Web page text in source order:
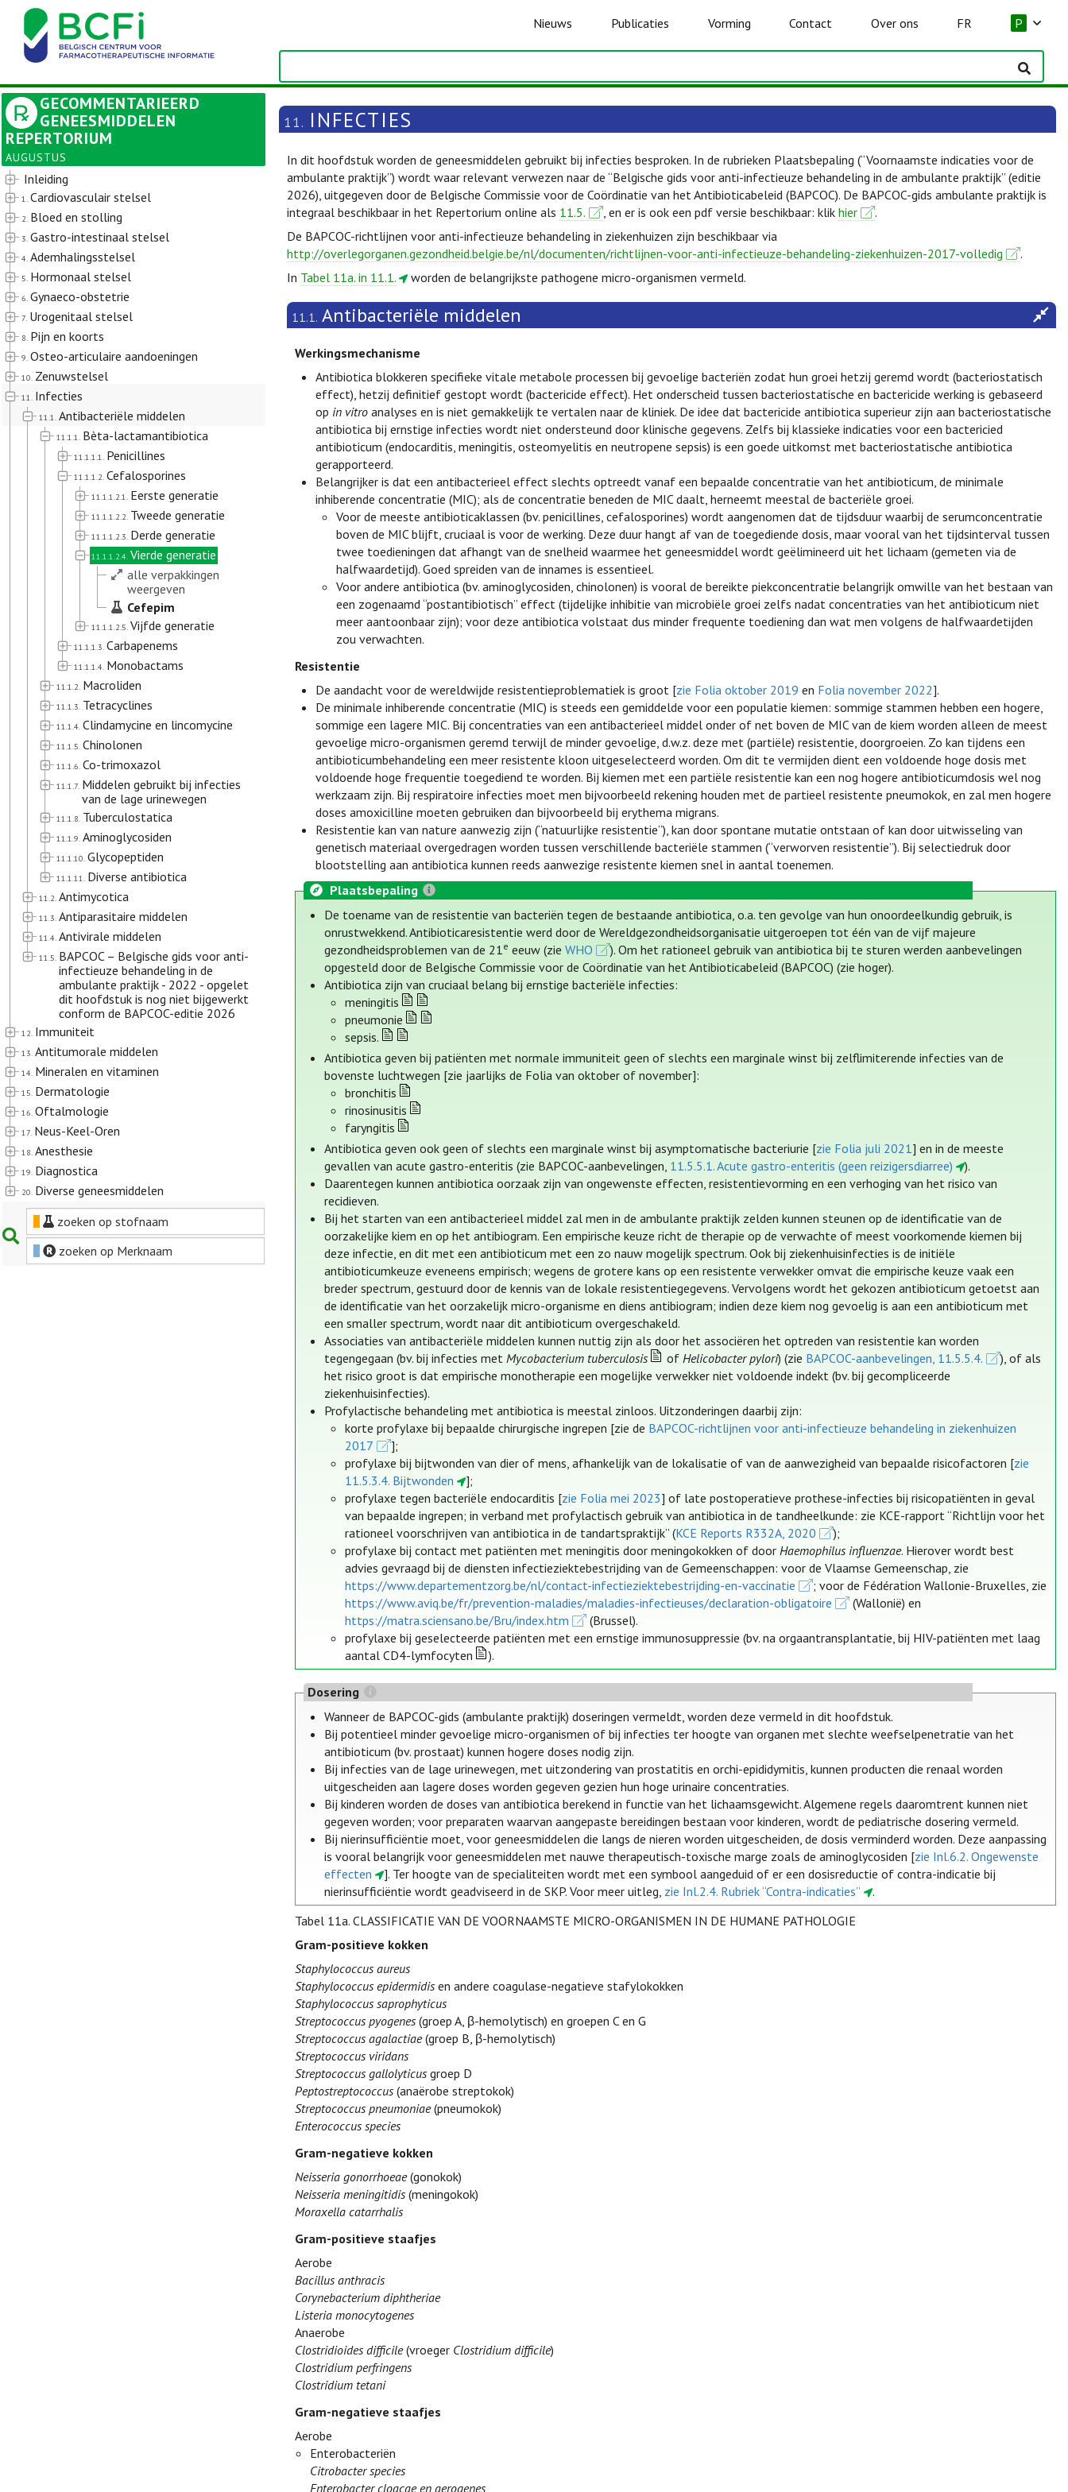
Nieuws Publicaties Vorming Contact Over ons FR P
GECOMMENTARIEERD
GENEESMIDDELEN
REPERTORIUM
AUGUSTUS
Inleiding
1. Cardiovasculair stelsel
2. Bloed en stolling
3. Gastro-intestinaal stelsel
4. Ademhalingsstelsel
5. Hormonaal stelsel
6. Gynaeco-obstetrie
7. Urogenitaal stelsel
8. Pijn en koorts
9. Osteo-articulaire aandoeningen
10. Zenuwstelsel
11. Infecties
11.1. Antibacteriële middelen
11.1.1. Bèta-lactamantibiotica
11.1.1.1. Penicillines
11.1.1.2. Cefalosporines
11.1.1.2.1. Eerste generatie
11.1.1.2.2. Tweede generatie
11.1.1.2.3. Derde generatie
11.1.1.2.4. Vierde generatie
alle verpakkingen
weergeven
Cefepim
11.1.1.2.5. Vijfde generatie
11.1.1.3. Carbapenems
11.1.1.4. Monobactams
11.1.2. Macroliden
11.1.3. Tetracyclines
11.1.4. Clindamycine en lincomycine
11.1.5. Chinolonen
11.1.6. Co-trimoxazol
11.1.7. Middelen gebruikt bij infecties
van de lage urinewegen
11.1.8. Tuberculostatica
11.1.9. Aminoglycosiden
11.1.10. Glycopeptiden
11.1.11. Diverse antibiotica
11.2. Antimycotica
11.3. Antiparasitaire middelen
11.4. Antivirale middelen
11.5. BAPCOC – Belgische gids voor anti-
infectieuze behandeling in de
ambulante praktijk - 2022 - opgelet
dit hoofdstuk is nog niet bijgewerkt
conform de BAPCOC-editie 2026
12. Immuniteit
13. Antitumorale middelen
14. Mineralen en vitaminen
15. Dermatologie
16. Oftalmologie
17. Neus-Keel-Oren
18. Anesthesie
19. Diagnostica
20. Diverse geneesmiddelen
zoeken op stofnaam
zoeken op Merknaam
11. INFECTIES
In dit hoofdstuk worden de geneesmiddelen gebruikt bij infecties besproken. In de rubrieken Plaatsbepaling (“Voornaamste indicaties voor de
ambulante praktijk”) wordt waar relevant verwezen naar de “Belgische gids voor anti-infectieuze behandeling in de ambulante praktijk” (editie
2026), uitgegeven door de Belgische Commissie voor de Coördinatie van het Antibioticabeleid (BAPCOC). De BAPCOC-gids ambulante praktijk is
integraal beschikbaar in het Repertorium online als 11.5. , en er is ook een pdf versie beschikbaar: klik hier
.
De BAPCOC-richtlijnen voor anti-infectieuze behandeling in ziekenhuizen zijn beschikbaar via
http://overlegorganen.gezondheid.belgie.be/nl/documenten/richtlijnen-voor-anti-infectieuze-behandeling-ziekenhuizen-2017-volledig
.
In Tabel 11a. in 11.1. worden de belangrijkste pathogene micro-organismen vermeld.
11.1. Antibacteriële middelen
Werkingsmechanisme
Antibiotica blokkeren specifieke vitale metabole processen bij gevoelige bacteriën zodat hun groei hetzij geremd wordt (bacteriostatisch
effect), hetzij definitief gestopt wordt (bactericide effect). Het onderscheid tussen bacteriostatische en bactericide werking is gebaseerd
op in vitro analyses en is niet gemakkelijk te vertalen naar de kliniek. De idee dat bactericide antibiotica superieur zijn aan bacteriostatische
antibiotica bij ernstige infecties wordt niet ondersteund door klinische gegevens. Zelfs bij klassieke indicaties voor een bactericied
antibioticum (endocarditis, meningitis, osteomyelitis en neutropene sepsis) is een goede uitkomst met bacteriostatische antibiotica
gerapporteerd.
Belangrijker is dat een antibacterieel effect slechts optreedt vanaf een bepaalde concentratie van het antibioticum, de minimale
inhiberende concentratie (MIC); als de concentratie beneden de MIC daalt, herneemt meestal de bacteriële groei.
Voor de meeste antibioticaklassen (bv. penicillines, cefalosporines) wordt aangenomen dat de tijdsduur waarbij de serumconcentratie
boven de MIC blijft, cruciaal is voor de werking. Deze duur hangt af van de toegediende dosis, maar vooral van het tijdsinterval tussen
twee toedieningen dat afhangt van de snelheid waarmee het geneesmiddel wordt geëlimineerd uit het lichaam (gemeten via de
halfwaardetijd). Goed spreiden van de innames is essentieel.
Voor andere antibiotica (bv. aminoglycosiden, chinolonen) is vooral de bereikte piekconcentratie belangrijk omwille van het bestaan van
een zogenaamd “postantibiotisch” effect (tijdelijke inhibitie van microbiële groei zelfs nadat concentraties van het antibioticum niet
meer aantoonbaar zijn); voor deze antibiotica volstaat dus minder frequente toediening dan wat men volgens de halfwaardetijden
zou verwachten.
Resistentie
De aandacht voor de wereldwijde resistentieproblematiek is groot [zie Folia oktober 2019 en Folia november 2022].
De minimale inhiberende concentratie (MIC) is steeds een gemiddelde voor een populatie kiemen: sommige stammen hebben een hogere,
sommige een lagere MIC. Bij concentraties van een antibacterieel middel onder of net boven de MIC van de kiem worden alleen de meest
gevoelige micro-organismen geremd terwijl de minder gevoelige, d.w.z. deze met (partiële) resistentie, doorgroeien. Zo kan tijdens een
antibioticumbehandeling een meer resistente kloon uitgeselecteerd worden. Om dit te vermijden dient een voldoende hoge dosis met
voldoende hoge frequentie toegediend te worden. Bij kiemen met een partiële resistentie kan een nog hogere antibioticumdosis wel nog
werkzaam zijn. Bij respiratoire infecties moet men bijvoorbeeld rekening houden met de partieel resistente pneumokok, en zal men hogere
doses amoxicilline moeten gebruiken dan bijvoorbeeld bij erythema migrans.
Resistentie kan van nature aanwezig zijn (“natuurlijke resistentie”), kan door spontane mutatie ontstaan of kan door uitwisseling van
genetisch materiaal overgedragen worden tussen verschillende bacteriële stammen (“verworven resistentie”). Bij selectiedruk door
blootstelling aan antibiotica kunnen reeds aanwezige resistente kiemen snel in aantal toenemen.
Plaatsbepaling
De toename van de resistentie van bacteriën tegen de bestaande antibiotica, o.a. ten gevolge van hun onoordeelkundig gebruik, is
onrustwekkend. Antibioticaresistentie werd door de Wereldgezondheidsorganisatie uitgeroepen tot één van de vijf majeure
gezondheidsproblemen van de 21e eeuw (zieWHO
). Om het rationeel gebruik van antibiotica bij te sturen werden aanbevelingen
opgesteld door de Belgische Commissie voor de Coördinatie van het Antibioticabeleid (BAPCOC) (zie hoger).
Antibiotica zijn van cruciaal belang bij ernstige bacteriële infecties:
meningitis
pneumonie
sepsis.
Antibiotica geven bij patiënten met normale immuniteit geen of slechts een marginale winst bij zelflimiterende infecties van de
bovenste luchtwegen [zie jaarlijks de Folia van oktober of november]:
bronchitis
rinosinusitis
faryngitis
Antibiotica geven ook geen of slechts een marginale winst bij asymptomatische bacteriurie [zie Folia juli 2021] en in de meeste
gevallen van acute gastro-enteritis (zie BAPCOC-aanbevelingen, 11.5.5.1. Acute gastro-enteritis (geen reizigersdiarree)
).
Daarentegen kunnen antibiotica oorzaak zijn van ongewenste effecten, resistentievorming en een verhoging van het risico van
recidieven.
Bij het starten van een antibacterieel middel zal men in de ambulante praktijk zelden kunnen steunen op de identificatie van de
oorzakelijke kiem en op het antibiogram. Een empirische keuze richt de therapie op de verwachte of meest voorkomende kiemen bij
deze infectie, en dit met een antibioticum met een zo nauw mogelijk spectrum. Ook bij ziekenhuisinfecties is de initiële
antibioticumkeuze eveneens empirisch; wegens de grotere kans op een resistente verwekker omvat die empirische keuze vaak een
breder spectrum, gestuurd door de kennis van de lokale resistentiegegevens. Vervolgens wordt het gekozen antibioticum getoetst aan
de identificatie van het oorzakelijk micro-organisme en diens antibiogram; indien deze kiem nog gevoelig is aan een antibioticum met
een smaller spectrum, wordt naar dit antibioticum overgeschakeld.
Associaties van antibacteriële middelen kunnen nuttig zijn als door het associëren het optreden van resistentie kan worden
tegengegaan (bv. bij infecties metMycobacterium tuberculosis of Helicobacter pylori) (zie BAPCOC-aanbevelingen, 11.5.5.4.
), of als
het risico groot is dat empirische monotherapie een mogelijke verwekker niet voldoende indekt (bv. bij gecompliceerde
ziekenhuisinfecties).
Profylactische behandeling met antibiotica is meestal zinloos. Uitzonderingen daarbij zijn:
korte profylaxe bij bepaalde chirurgische ingrepen [zie de BAPCOC-richtlijnen voor anti-infectieuze behandeling in ziekenhuizen
2017
];
profylaxe bij bijtwonden van dier of mens, afhankelijk van de lokalisatie of van de aanwezigheid van bepaalde risicofactoren [zie
11.5.3.4. Bijtwonden
];
profylaxe tegen bacteriële endocarditis [zie Folia mei 2023] of late postoperatieve prothese-infecties bij risicopatiënten in geval
van bepaalde ingrepen; in verband met profylactisch gebruik van antibiotica in de tandheelkunde: zie KCE-rapport “Richtlijn voor het
rationeel voorschrijven van antibiotica in de tandartspraktijk” (KCE Reports R332A, 2020
);
profylaxe bij contact met patiënten met meningitis door meningokokken of doorHaemophilus influenzae. Hierover wordt best
advies gevraagd bij de diensten infectieziektebestrijding van de Gemeenschappen: voor de Vlaamse Gemeenschap, zie
https://www.departementzorg.be/nl/contact-infectieziektebestrijding-en-vaccinatie
; voor de Fédération Wallonie-Bruxelles, zie
https://www.aviq.be/fr/prevention-maladies/maladies-infectieuses/declaration-obligatoire
(Wallonië) en
https://matra.sciensano.be/Bru/index.htm
(Brussel).
profylaxe bij geselecteerde patiënten met een ernstige immunosuppressie (bv. na orgaantransplantatie, bij HIV-patiënten met laag
aantal CD4-lymfocyten
).
Dosering
Wanneer de BAPCOC-gids (ambulante praktijk) doseringen vermeldt, worden deze vermeld in dit hoofdstuk.
Bij potentieel minder gevoelige micro-organismen of bij infecties ter hoogte van organen met slechte weefselpenetratie van het
antibioticum (bv. prostaat) kunnen hogere doses nodig zijn.
Bij infecties van de lage urinewegen, met uitzondering van prostatitis en orchi-epididymitis, kunnen producten die renaal worden
uitgescheiden aan lagere doses worden gegeven gezien hun hoge urinaire concentraties.
Bij kinderen worden de doses van antibiotica berekend in functie van het lichaamsgewicht. Algemene regels daaromtrent kunnen niet
gegeven worden; voor preparaten waarvan aangepaste bereidingen bestaan voor kinderen, wordt de pediatrische dosering vermeld.
Bij nierinsufficiëntie moet, voor geneesmiddelen die langs de nieren worden uitgescheiden, de dosis verminderd worden. Deze aanpassing
is vooral belangrijk voor geneesmiddelen met nauwe therapeutisch-toxische marge zoals de aminoglycosiden [zie Inl.6.2. Ongewenste
effecten
]. Ter hoogte van de specialiteiten wordt met een symbool aangeduid of er een dosisreductie of contra-indicatie bij
nierinsufficiëntie wordt geadviseerd in de SKP. Voor meer uitleg, zie Inl.2.4. Rubriek “Contra-indicaties”
.
Tabel 11a. CLASSIFICATIE VAN DE VOORNAAMSTE MICRO-ORGANISMEN IN DE HUMANE PATHOLOGIE
Gram-positieve kokken
Staphylococcus aureus
Staphylococcus epidermidis en andere coagulase-negatieve stafylokokken
Staphylococcus saprophyticus
Streptococcus pyogenes (groep A, β-hemolytisch) en groepen C en G
Streptococcus agalactiae(groep B, β-hemolytisch)
Streptococcus viridans
Streptococcus gallolyticus groep D
Peptostreptococcus (anaërobe streptokok)
Streptococcus pneumoniae(pneumokok)
Enterococcus species
Gram-negatieve kokken
Neisseria gonorrhoeae(gonokok)
Neisseria meningitidis (meningokok)
Moraxella catarrhalis
Gram-positieve staafjes
Aerobe
Bacillus anthracis
Corynebacterium diphtheriae
Listeria monocytogenes
Anaerobe
Clostridioides difficile(vroeger Clostridium difficile)
Clostridium perfringens
Clostridium tetani
Gram-negatieve staafjes
Aerobe
Enterobacteriën
Citrobacter species
Enterobacter cloacae en aerogenes